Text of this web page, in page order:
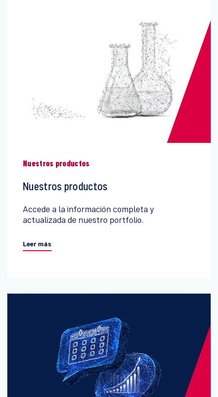
Nuestros productos
Nuestros productos
Accede a la información completa y
actualizada de nuestro portfolio.
Leer más